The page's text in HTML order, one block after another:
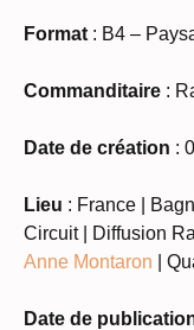
Format : B4 –
Commanditaire :
Date de création :
Lieu : France
Circuit | Diffusion
Anne Montaron |
Date de